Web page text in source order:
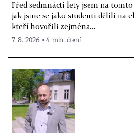
Před sedmnácti lety jsem na
jak jsme se jako studenti dělili na
kteří hovořili zejména...
7. 8. 2026 ▪ 4 min. čtení